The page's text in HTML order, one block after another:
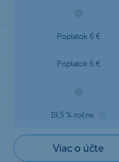
Poplatok 6 €
Poplatok 6 €
19,5 % ročne
Viac o účte